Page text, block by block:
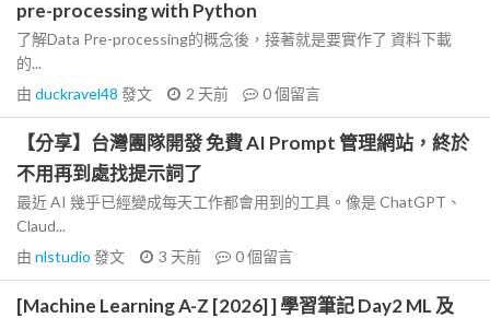
pre-processing with Python
了解Data Pre-processing的概念後，接著就是要實作了 資料下載
的...
由 duckravel48 發文 2 天前 0個留言
【分享】台灣團隊開發 免費 AI Prompt 管理網站，終於
不用再到處找提示詞了
最近 AI 幾乎已經變成每天工作都會用到的工具。像是 ChatGPT、
Claud...
由 nlstudio 發文 3 天前 0個留言
[Machine Learning A-Z [2026] ] 學習筆記 Day2 ML 及